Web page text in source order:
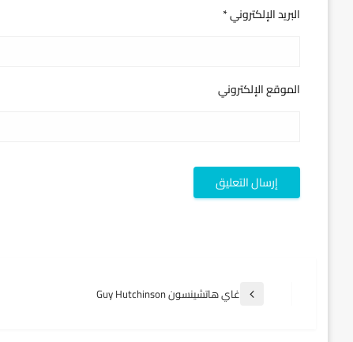
البريد الإلكتروني*
الموقع الإلكتروني
تصفّح
المقالة غاي هاتشينسون Guy Hutchinson